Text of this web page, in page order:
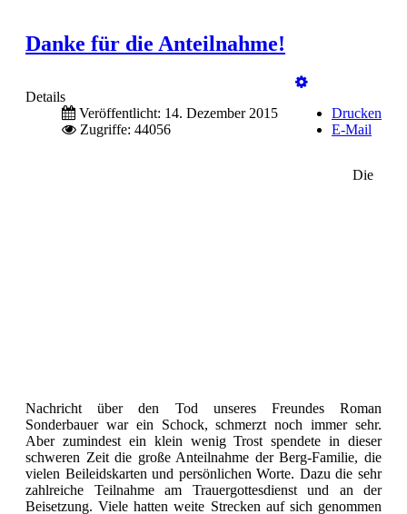
Danke für die Anteilnahme!
Details
Veröffentlicht: 14. Dezember 2015
Zugriffe: 44056
Drucken
E-Mail
Die
Nachricht über den Tod unseres Freundes Roman
Sonderbauer war ein Schock, schmerzt noch immer sehr.
Aber zumindest ein klein wenig Trost spendete in dieser
schweren Zeit die große Anteilnahme der Berg-Familie, die
vielen Beileidskarten und persönlichen Worte. Dazu die sehr
zahlreiche Teilnahme am Trauergottesdienst und an der
Beisetzung. Viele hatten weite Strecken auf sich genommen